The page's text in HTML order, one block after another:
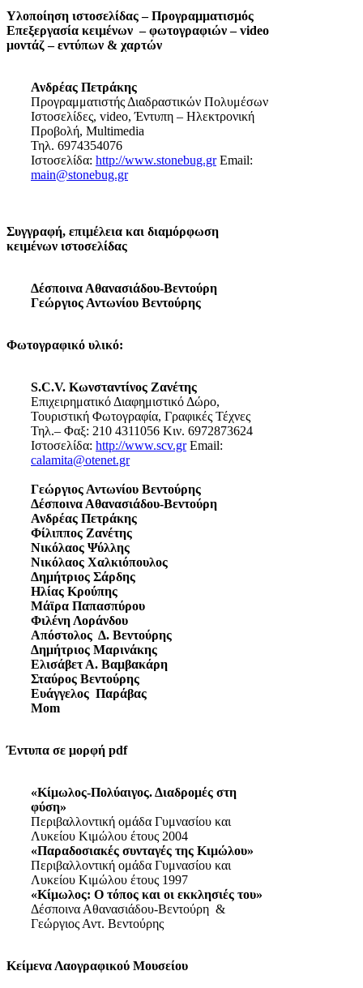
Υλοποίηση ιστοσελίδας – Προγραμματισμός
Επεξεργασία κειμένων – φωτογραφιών – video
μοντάζ – εντύπων & χαρτών
Ανδρέας Πετράκης
Προγραμματιστής Διαδραστικών Πολυμέσων
Ιστοσελίδες, video, Έντυπη – Ηλεκτρονική
Προβολή, Multimedia
Τηλ. 6974354076
Ιστοσελίδα: http://www.stonebug.grEmail:
main@stonebug.gr
Συγγραφή, επιμέλεια και διαμόρφωση
κειμένων ιστοσελίδας
Δέσποινα Αθανασιάδου-Βεντούρη
Γεώργιος Αντωνίου Βεντούρης
Φωτογραφικό υλικό:
S.C.V. Κωνσταντίνος Ζανέτης
Επιχειρηματικό Διαφημιστικό Δώρο,
Τουριστική Φωτογραφία, Γραφικές Τέχνες
Τηλ.– Φαξ: 210 4311056 Κιν. 6972873624
Ιστοσελίδα: http://www.scv.grEmail:
calamita@otenet.gr
Γεώργιος Αντωνίου Βεντούρης
Δέσποινα Αθανασιάδου-Βεντούρη
Ανδρέας Πετράκης
Φίλιππος Ζανέτης
Νικόλαος Ψύλλης
Νικόλαος Χαλκιόπουλος
Δημήτριος Σάρδης
Ηλίας Κρούπης
Μάϊρα Παπασπύρου
Φιλένη Λοράνδου
Απόστολος Δ. Βεντούρης
Δημήτριος Μαρινάκης
Ελισάβετ Α. Βαμβακάρη
Σταύρος Βεντούρης
Ευάγγελος Παράβας
Mom
Έντυπα σε μορφή pdf
«Κίμωλος-Πολύαιγος. Διαδρομές στη
φύση»
Περιβαλλοντική ομάδα Γυμνασίου και
Λυκείου Κιμώλου έτους 2004
«Παραδοσιακές συνταγές της Κιμώλου»
Περιβαλλοντική ομάδα Γυμνασίου και
Λυκείου Κιμώλου έτους 1997
«Κίμωλος: Ο τόπος και οι εκκλησιές του»
Δέσποινα Αθανασιάδου-Βεντούρη &
Γεώργιος Αντ. Βεντούρης
Κείμενα Λαογραφικού Μουσείου